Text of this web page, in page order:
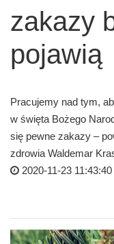
zakazy
pojawią
Pracujemy nad tym,
w święta Bożego
się pewne zakazy –
zdrowia Waldemar
2020-11-23 11:43:40